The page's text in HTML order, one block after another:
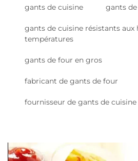
gants de cuisine gants
gants de cuisine résistants aux
températures
gants de four en gros
fabricant de gants de four
fournisseur de gants de cuisine